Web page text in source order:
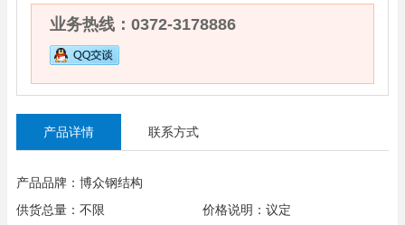
业务热线：0372-3178886
产品详情 联系方式
产品品牌：博众钢结构
供货总量：不限
价格说明：议定